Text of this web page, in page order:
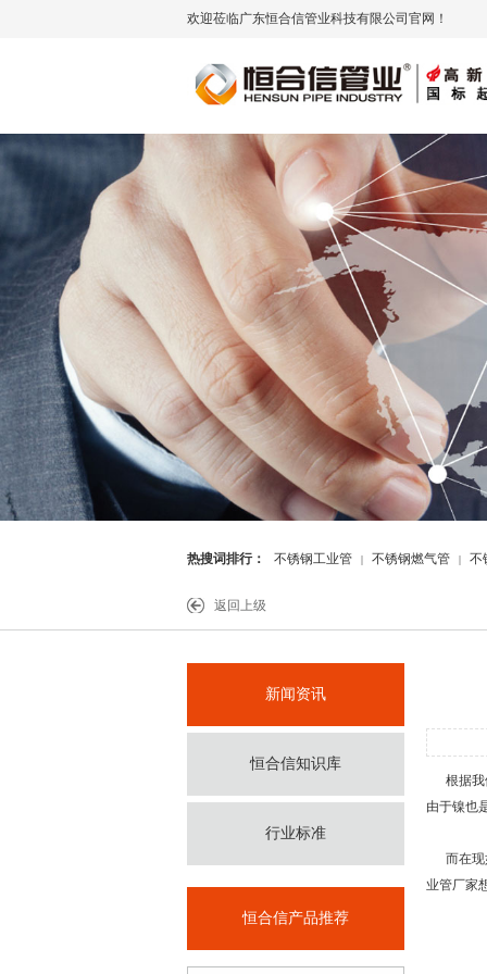
欢迎莅临广东恒合信管业科技有限公司官网！
热搜词排行： 不锈钢工业管 | 不锈钢燃气管 | 不
返回上级
新闻资讯
恒合信知识库
行业标准
恒合信产品推荐
根据我
由于镍也
而在现
业管厂家